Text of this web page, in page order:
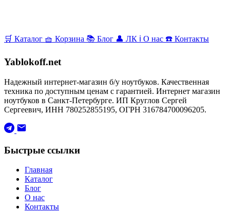
🛒 Каталог 🧺 Корзина 📚 Блог 👤 ЛК ℹ️ О нас ☎️ Контакты
Yablokoff.net
Надежный интернет-магазин б/у ноутбуков. Качественная
техника по доступным ценам с гарантией. Интернет магазин
ноутбуков в Санкт-Петербурге. ИП Круглов Сергей
Сергеевич, ИНН 780252855195, ОГРН 316784700096205.
Быстрые ссылки
Главная
Каталог
Блог
О нас
Контакты